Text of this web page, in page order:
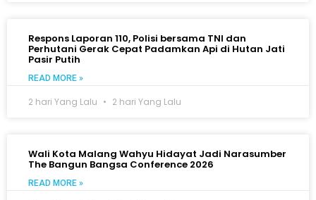
Respons Laporan 110, Polisi bersama TNI dan
Perhutani Gerak Cepat Padamkan Api di Hutan Jati
Pasir Putih
READ MORE »
2 hari Yang Lalu 2 hari Yang Lalu
Wali Kota Malang Wahyu Hidayat Jadi Narasumber
The Bangun Bangsa Conference 2026
READ MORE »